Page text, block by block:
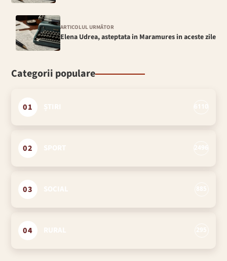
ARTICOLUL URMĂTOR
Elena Udrea, asteptata in Maramures in aceste zile
Categorii populare
01
02
03
04